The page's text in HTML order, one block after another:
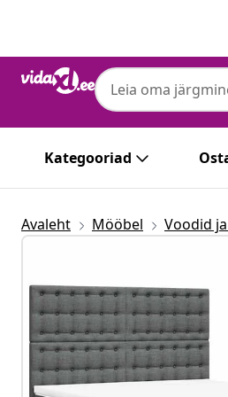
Kategooriad
Avaleht Mööbel Voodid